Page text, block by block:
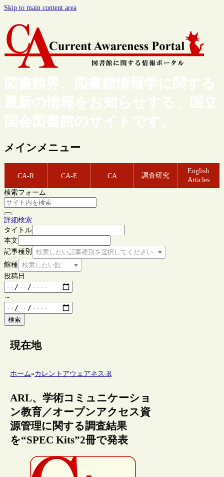
Skip to main content area
図書館界、図書館情報学に関する
最新の情報をお知らせする、国立
国会図書館のサイトです。
メインメニュー
CA-R CA-E CA 調査研究
English
Articles
検索フォーム
詳細検索
タイトル
本文
記事種別
検索したい記事種別を選択してください
館種 検索したい館種を選択してください
投稿日
～
検索
現在地
ホーム»カレントアウェアネス-R
ARL、学術コミュニケーショ
ン教育／オープンアクセス資
源管理に関する調査結果
を“SPEC Kits”2冊で発表